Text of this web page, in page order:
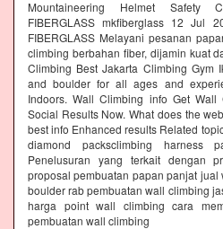
Mountaineering Helmet Safety
FIBERGLASS mkfiberglass 12 Jul
FIBERGLASS Melayani pesanan
climbing berbahan fiber, dijamin kuat
Climbing Best Jakarta Climbing Gym‎
and boulder for all ages and
Indoors. Wall Climbing‎ info Get
Social Results Now. What does the
best info Enhanced results Related
diamond packsclimbing harness
Penelusuran yang terkait dengan
proposal pembuatan papan panjat
boulder rab pembuatan wall climbing
harga point wall climbing cara
pembuatan wall climbing